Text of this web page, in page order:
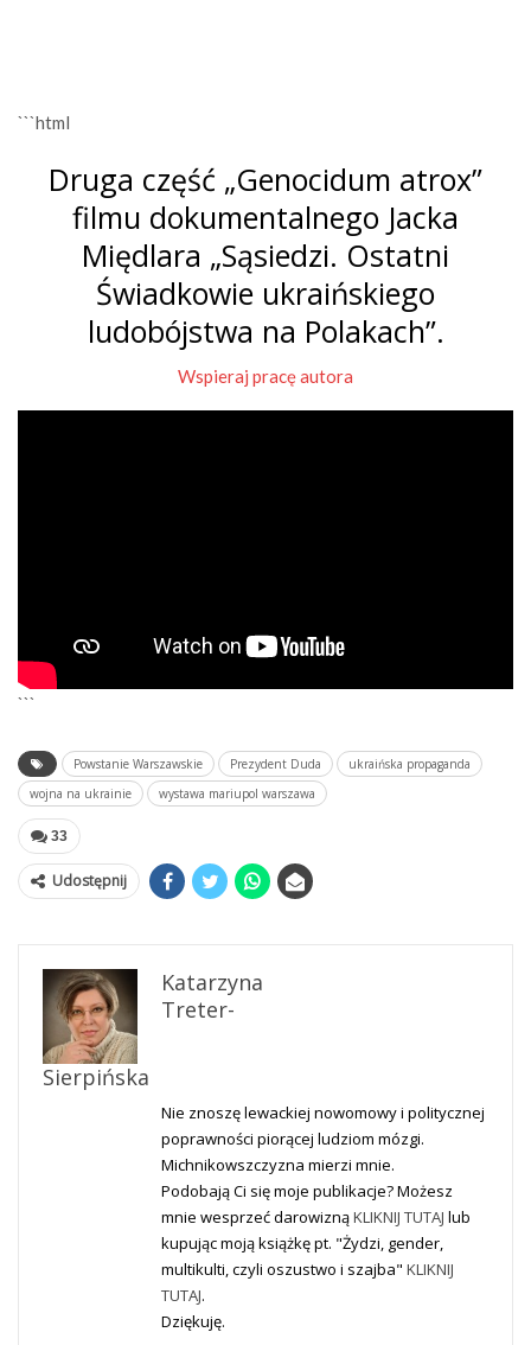
```html
Druga część „Genocidum atrox”
filmu dokumentalnego Jacka
Międlara „Sąsiedzi. Ostatni
Świadkowie ukraińskiego
ludobójstwa na Polakach”.
Wspieraj pracę autora
```
Powstanie Warszawskie Prezydent Duda
ukraińska propaganda
wojna na ukrainie
wystawa mariupol warszawa
33
Udostępnij
Katarzyna
Treter-
Sierpińska
Nie znoszę lewackiej nowomowy i politycznej
poprawności piorącej ludziom mózgi.
Michnikowszczyzna mierzi mnie.
Podobają Ci się moje publikacje? Możesz
mnie wesprzeć darowiznąKLIKNIJ TUTAJ lub
kupując moją książkę pt. "Żydzi, gender,
multikulti, czyli oszustwo i szajba" KLIKNIJ
TUTAJ.
Dziękuję.